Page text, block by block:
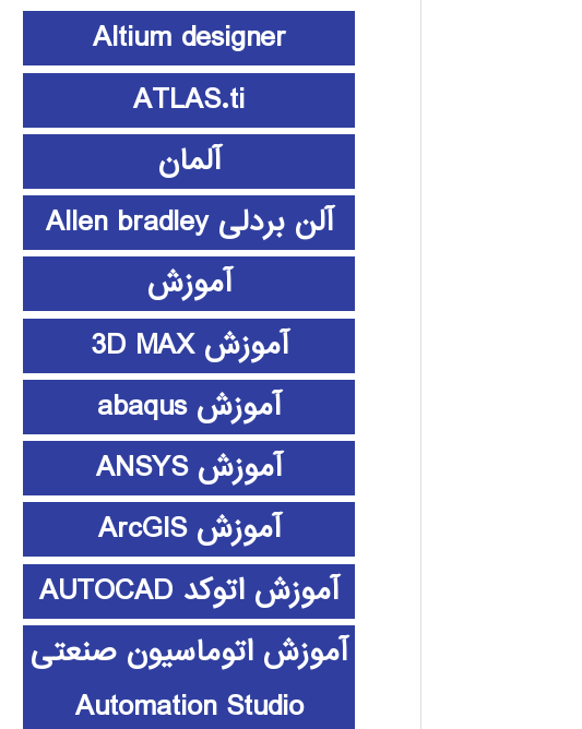
Altium designer
ATLAS.ti
آلمان
آلن بردلی Allen bradley
آموزش
آموزش 3D MAX
آموزش abaqus
آموزش ANSYS
آموزش ArcGIS
آموزش اتوکد AUTOCAD
آموزش اتوماسیون صنعتی
Automation Studio